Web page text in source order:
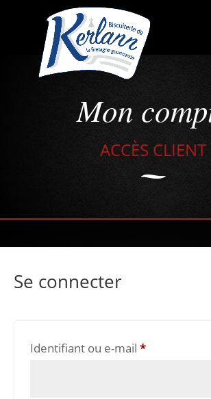
Mon
ACCÈS CLIENT
Se connecter
Identifiant ou e-mail *Obligatoire